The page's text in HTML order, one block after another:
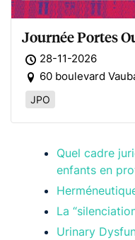
Journée Portes
28-11-2026
60 boulevard
JPO
Quel cadre
enfants en
La
Urinary